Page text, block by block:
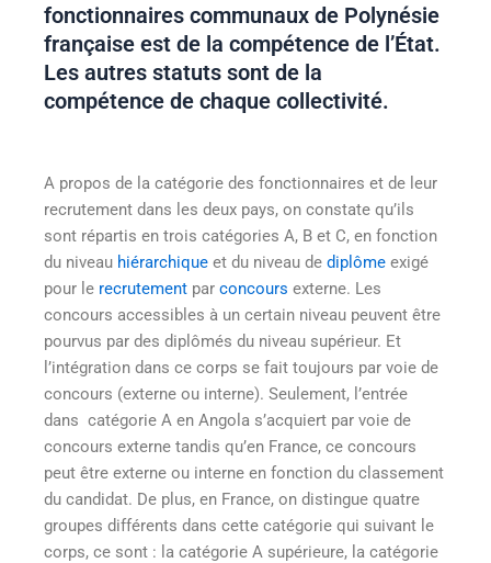
fonctionnaires communaux de Polynésie
française est de la compétence de l’État.
Les autres statuts sont de la
compétence de chaque collectivité.
A propos de la catégorie des fonctionnaires et de leur
recrutement dans les deux pays, on constate qu’ils
sont répartis en trois catégories A, B et C, en fonction
du niveau hiérarchique et du niveau de diplôme exigé
pour le recrutement par concours externe. Les
concours accessibles à un certain niveau peuvent être
pourvus par des diplômés du niveau supérieur. Et
l’intégration dans ce corps se fait toujours par voie de
concours (externe ou interne). Seulement, l’entrée
dans catégorie A en Angola s’acquiert par voie de
concours externe tandis qu’en France, ce concours
peut être externe ou interne en fonction du classement
du candidat. De plus, en France, on distingue quatre
groupes différents dans cette catégorie qui suivant le
corps, ce sont : la catégorie A supérieure, la catégorie